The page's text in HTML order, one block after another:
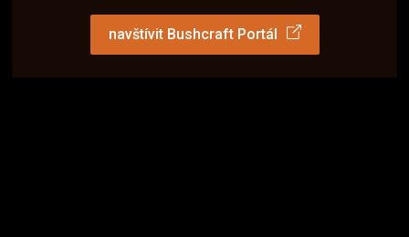
navštívit Bushcraft Portál